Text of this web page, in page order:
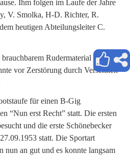
Ihm folgen im Laufe der Jahre
V. Smolka, H-D. Richter, R.
heutigen Abteilungsleiter C.
Rudermaterial sehr
vor Zerstörung durch Versenken
für einen B-Gig
“Nun erst Recht” statt. Die ersten
und die erste Schönebecker
statt. Die Sportart
nun an gut und es konnte langsam